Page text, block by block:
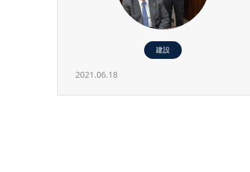
建設
2021.06.18